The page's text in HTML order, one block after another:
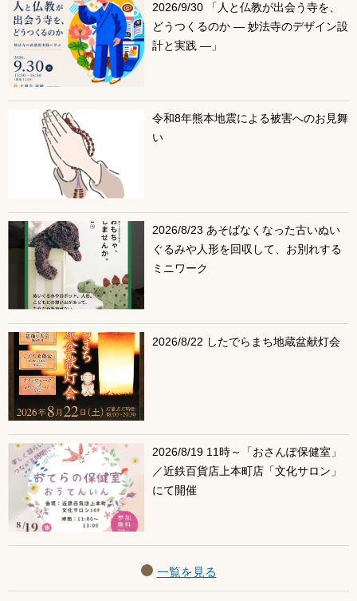
2026/9/30 「人と仏教が出会う寺を、
どうつくるのか ― 妙法寺のデザイン設
計と実践 ―」
令和8年熊本地震による被害へのお見舞
い
2026/8/23 あそばなくなった古いぬい
ぐるみや人形を回収して、お別れする
ミニワーク
2026/8/22 したでらまち地蔵盆献灯会
2026/8/19 11時～「おさんぽ保健室」
／近鉄百貨店上本町店「文化サロン」
にて開催
一覧を見る